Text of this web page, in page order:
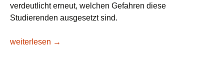
verdeutlicht erneut, welchen Gefahren diese
Studierenden ausgesetzt sind.
Ukraine: Tod einer nigerianischen Studentin verstärkt
weiterlesen →